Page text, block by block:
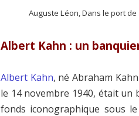
Auguste Léon, Dans le port
Albert Kahn : un
Albert Kahn, né Abraham
le 14 novembre 1940, était
fonds iconographique sous